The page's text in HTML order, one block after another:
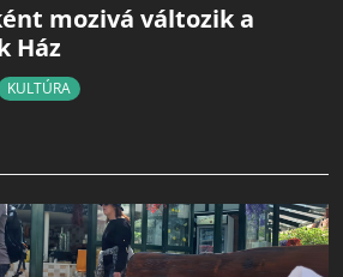
mozivá változik a
Ház
KULTÚRA